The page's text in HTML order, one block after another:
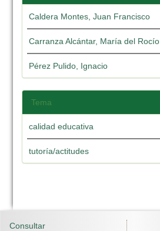
Caldera Montes, Juan Francisco
Carranza Alcántar, María del Rocío
Pérez Pulido, Ignacio
Tema
calidad educativa
tutoría/actitudes
Consultar